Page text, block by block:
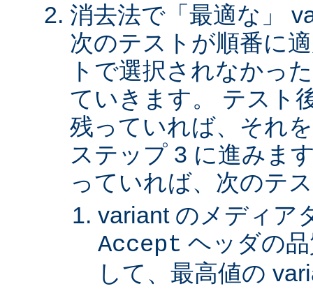
消去法で「最適な」
次のテストが順番に
トで選択されなかっ
ていきます。 テスト
残っていれば、それ
ステップ 3 に進みま
っていれば、次のテ
variant のメディア
Accept ヘッダの
して、最高値の